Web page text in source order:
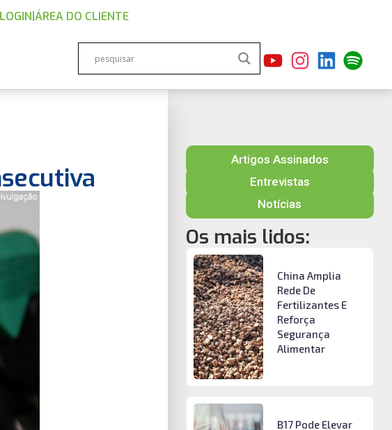
LOGIN |ÁREA DO CLIENTE
Artigos Assinados
Entrevistas
Notícias
Os mais lidos:
China Amplia
Rede De
Fertilizantes E
Reforça
Segurança
Alimentar
B17 Pode Elevar